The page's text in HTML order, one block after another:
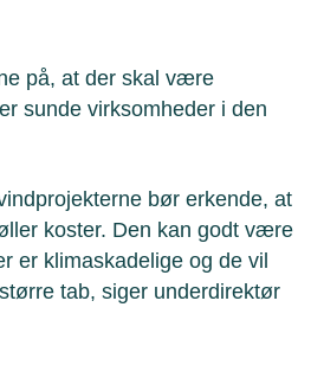
på, at der skal være
sunde virksomheder i den
bør erkende, at
koster. Den kan godt være
er klimaskadelige og de vil
tab, siger underdirektør